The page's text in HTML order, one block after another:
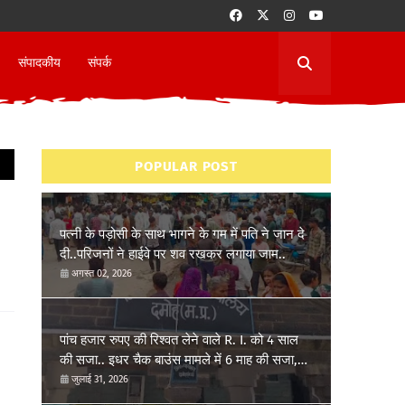
संपादकीय संपर्क
POPULAR POST
पत्नी के पड़ोसी के साथ भागने के गम में पति ने जान दे
दी..परिजनों ने हाईवे पर शव रखकर लगाया जाम..
अगस्त 02, 2026
पांच हजार रुपए की रिश्वत लेने वाले R. I. को 4 साल
की सजा.. इधर चैक बाउंस मामले में 6 माह की सजा,
7,52,054 रूपये प्रतिकर देना होगा..
जुलाई 31, 2026